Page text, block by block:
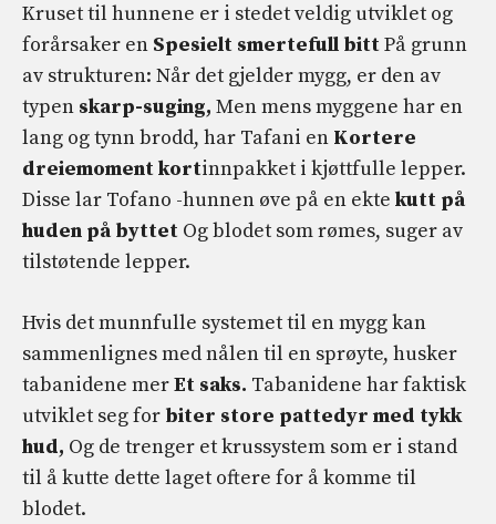
Kruset til hunnene er i stedet veldig utviklet og
forårsaker en Spesielt smertefull bittPå grunn
av strukturen: Når det gjelder mygg, er den av
typen skarp-suging, Men mens myggene har en
lang og tynn brodd, har Tafani en Kortere
dreiemoment kortinnpakket i kjøttfulle lepper.
Disse lar Tofano -hunnen øve på en ekte kutt på
huden på byttet Og blodet som rømes, suger av
tilstøtende lepper.
Hvis det munnfulle systemet til en mygg kan
sammenlignes med nålen til en sprøyte, husker
tabanidene merEt saks. Tabanidene har faktisk
utviklet seg for biter store pattedyr med tykk
hud, Og de trenger et krussystem som er i stand
til å kutte dette laget oftere for å komme til
blodet.